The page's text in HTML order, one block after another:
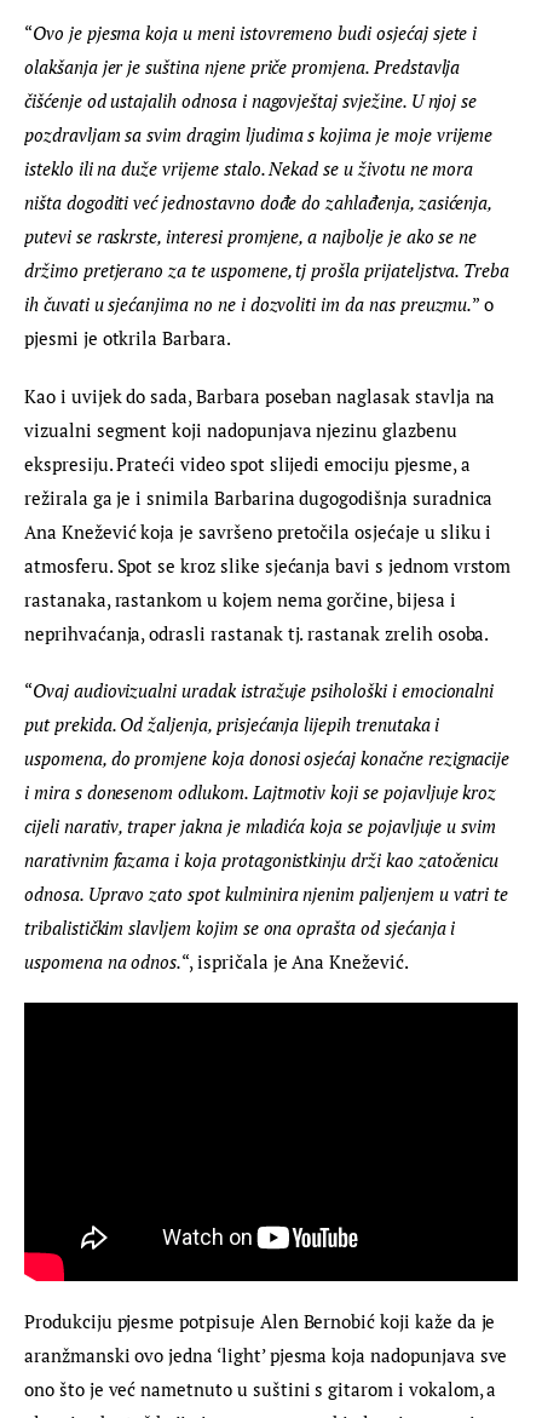
“Ovo je pjesma koja u meni istovremeno budi osjećaj sjete i
olakšanja jer je suština njene priče promjena. Predstavlja
čišćenje od ustajalih odnosa i nagovještaj svježine. U njoj se
pozdravljam sa svim dragim ljudima s kojima je moje vrijeme
isteklo ili na duže vrijeme stalo. Nekad se u životu ne mora
ništa dogoditi već jednostavno dođe do zahlađenja, zasićenja,
putevi se raskrste, interesi promjene, a najbolje je ako se ne
držimo pretjerano za te uspomene, tj prošla prijateljstva. Treba
ih čuvati u sjećanjima no ne i dozvoliti im da nas preuzmu.” o
pjesmi je otkrila Barbara.
Kao i uvijek do sada, Barbara poseban naglasak stavlja na
vizualni segment koji nadopunjava njezinu glazbenu
ekspresiju. Prateći video spot slijedi emociju pjesme, a
režirala ga je i snimila Barbarina dugogodišnja suradnica
Ana Knežević koja je savršeno pretočila osjećaje u sliku i
atmosferu. Spot se kroz slike sjećanja bavi s jednom vrstom
rastanaka, rastankom u kojem nema gorčine, bijesa i
neprihvaćanja, odrasli rastanak tj. rastanak zrelih osoba.
“Ovaj audiovizualni uradak istražuje psihološki i emocionalni
put prekida. Od žaljenja, prisjećanja lijepih trenutaka i
uspomena, do promjene koja donosi osjećaj konačne rezignacije
i mira s donesenom odlukom. Lajtmotiv koji se pojavljuje kroz
cijeli narativ, traper jakna je mladića koja se pojavljuje u svim
narativnim fazama i koja protagonistkinju drži kao zatočenicu
odnosa. Upravo zato spot kulminira njenim paljenjem u vatri te
tribalističkim slavljem kojim se ona oprašta od sjećanja i
uspomena na odnos.“, ispričala je Ana Knežević.
Produkciju pjesme potpisuje Alen Bernobić koji kaže da je
aranžmanski ovo jedna ‘light’ pjesma koja nadopunjava sve
ono što je već nametnuto u suštini s gitarom i vokalom, a